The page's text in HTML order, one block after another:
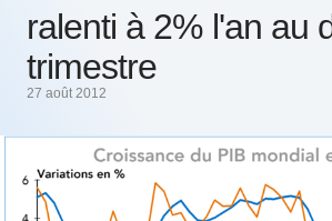
ralenti à 2% l'an au
trimestre
27 août 2012